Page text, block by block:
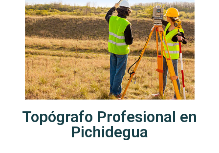
Topógrafo Profesional en
Pichidegua